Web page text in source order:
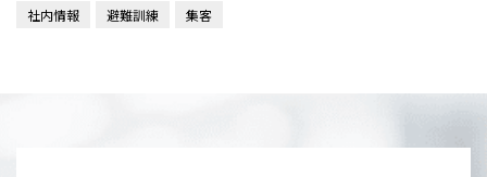
社内情報 避難訓練 集客